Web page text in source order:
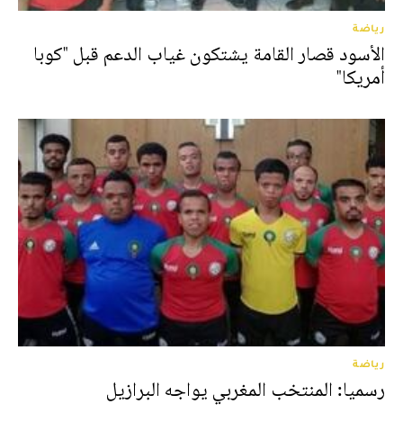
رياضة
الأسود قصار القامة يشتكون غياب الدعم قبل "كوبا
أمريكا"
رياضة
رسميا: المنتخب المغربي يواجه البرازيل